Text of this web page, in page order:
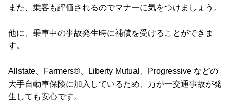
また、乗客も評価されるのでマナーに気をつけましょう。
他に、乗車中の事故発生時に補償を受けることができま
す。
Allstate、Farmers®、Liberty Mutual、Progressive などの
大手自動車保険に加入しているため、万が一交通事故が発
生しても安心です。